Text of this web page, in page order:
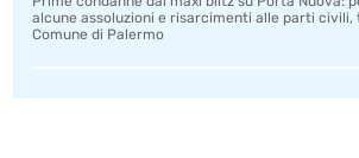
alcune assoluzioni e risarcimenti alle parti civili,
Comune di Palermo